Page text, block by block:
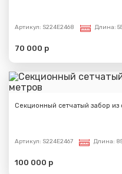
Артикул: S224E2468 Длина:
70 000 р
Секционный сетчатый забор
Артикул: S224E2467 Длина:
100 000 р